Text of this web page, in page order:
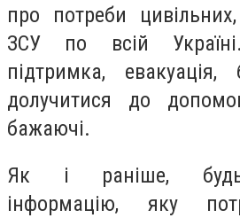
про потреби
ЗСУ по всій
підтримка,
долучитися до
бажаючі.
Як і раніше,
інформацію, яку